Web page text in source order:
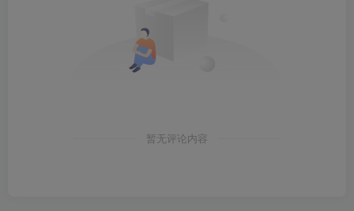
暂无评论内容